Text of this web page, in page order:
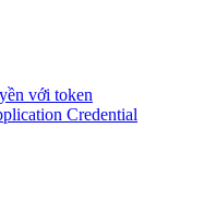
với token
Credential